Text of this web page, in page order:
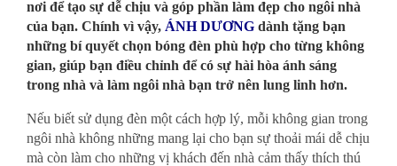
nơi để tạo sự dễ chịu và góp phần làm đẹp cho ngôi nhà
của bạn. Chính vì vậy, ÁNH DƯƠNG dành tặng bạn
những bí quyết chọn bóng đèn phù hợp cho từng không
gian, giúp bạn điều chỉnh để có sự hài hòa ánh sáng
trong nhà và làm ngôi nhà bạn trở nên lung linh hơn.
Nếu biết sử dụng đèn một cách hợp lý, mỗi không gian trong
ngôi nhà không những mang lại cho bạn sự thoải mái dễ chịu
mà còn làm cho những vị khách đến nhà cảm thấy thích thú